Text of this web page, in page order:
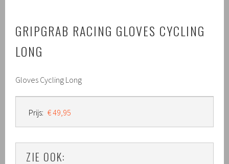
GRIPGRAB RACING GLOVES CYCLING
LONG
Gloves Cycling Long
Prijs: € 49,95
ZIE OOK: